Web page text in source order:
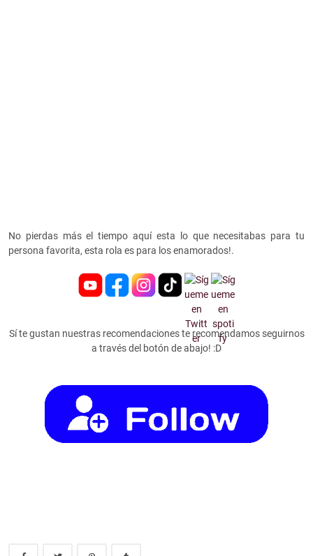
No pierdas más el tiempo aquí esta lo que necesitabas para tu
persona favorita, esta rola es para los enamorados!.
Sí te gustan nuestras recomendaciones te recomendamos seguirnos
a través del botón de abajo! :D